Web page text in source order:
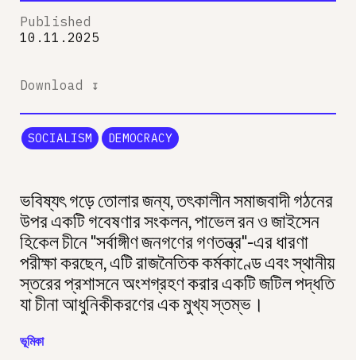
ভবিষ্যৎ গড়ে তোলার জন্য, তৎকালীন সমাজবাদী গঠনের
উপর একটি গবেষণার সংকলন, পাভেল রন ও জাইসেন
হিকেল চীনে "সর্বাঙ্গীণ জনগণের গণতন্ত্র"-এর ধারণা
পরীক্ষা করছেন, এটি রাজনৈতিক কর্মকাণ্ডে এবং স্থানীয়
স্তরের প্রশাসনে অংশগ্রহণ করার একটি জটিল পদ্ধতি
যা চীনা আধুনিকীকরণের এক মুখ্য স্তম্ভ।
ভূমিকা
Published
10.11.2025
Download ↧
SOCIALISM DEMOCRACY